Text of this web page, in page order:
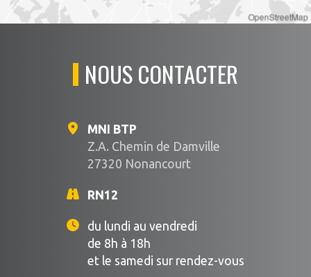
OpenStreetMap
NOUS CONTACTER
MNI BTP
Z.A. Chemin de Damville
27320 Nonancourt
RN12
du lundi au vendredi
de 8h à 18h
et le samedi sur rendez-vous